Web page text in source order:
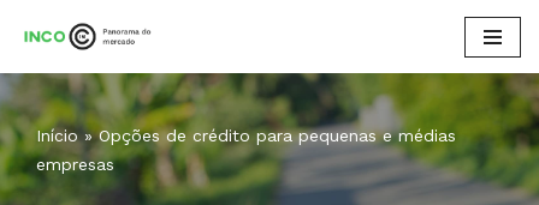
para
o
conteúdo
Início »Opções de crédito para pequenas e médias
empresas